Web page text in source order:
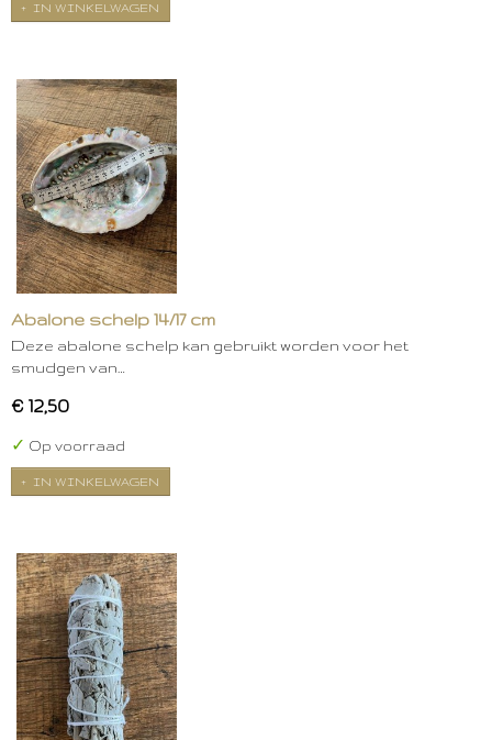
IN WINKELWAGEN
Abalone schelp 14/17 cm
Deze abalone schelp kan gebruikt worden voor het
smudgen van…
€ 12,50
✓ Op voorraad
IN WINKELWAGEN